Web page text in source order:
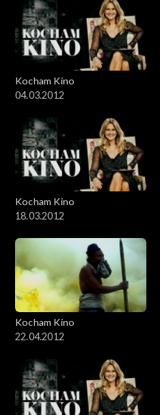
Kocham Kino
04.03.2012
Kocham Kino
18.03.2012
Kocham Kino
22.04.2012